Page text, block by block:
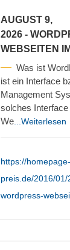
AUGUST 9,
2026 -
WEBSEITEN
Was ist
ist ein Interface
Management
solches
We ...Weiterlesen
https://
preis.de/2016/
wordpress-